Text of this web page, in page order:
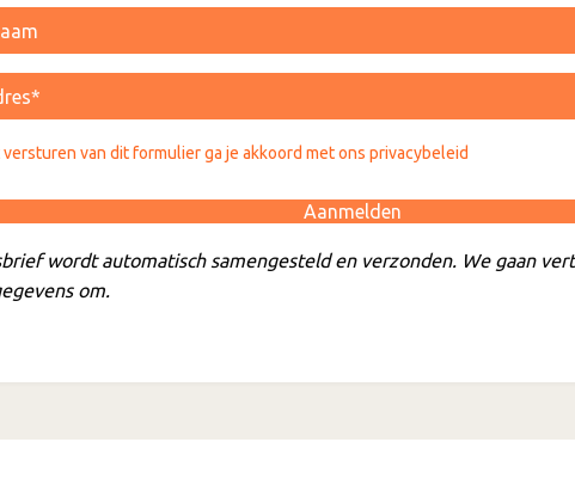
van dit formulier ga je akkoord met ons privacybeleid
wordt automatisch samengesteld en verzonden. We gaan
om.